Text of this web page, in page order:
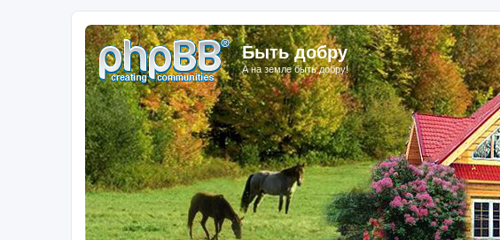
Быть добру
А на земле быть добру!